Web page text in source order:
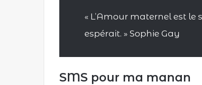
« L’Amour maternel est le
espérait. » Sophie Gay
SMS pour ma manan